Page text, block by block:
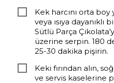
Kek harcını orta boy
veya ısıya
Sütlü Parça
üzerine serpin. 180
25-30 dakika pişirin.
Keki fırından alın,
ve servis kaselerine